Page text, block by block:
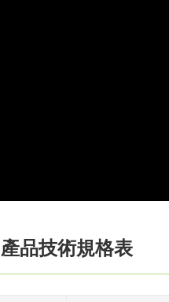
產品技術規格表